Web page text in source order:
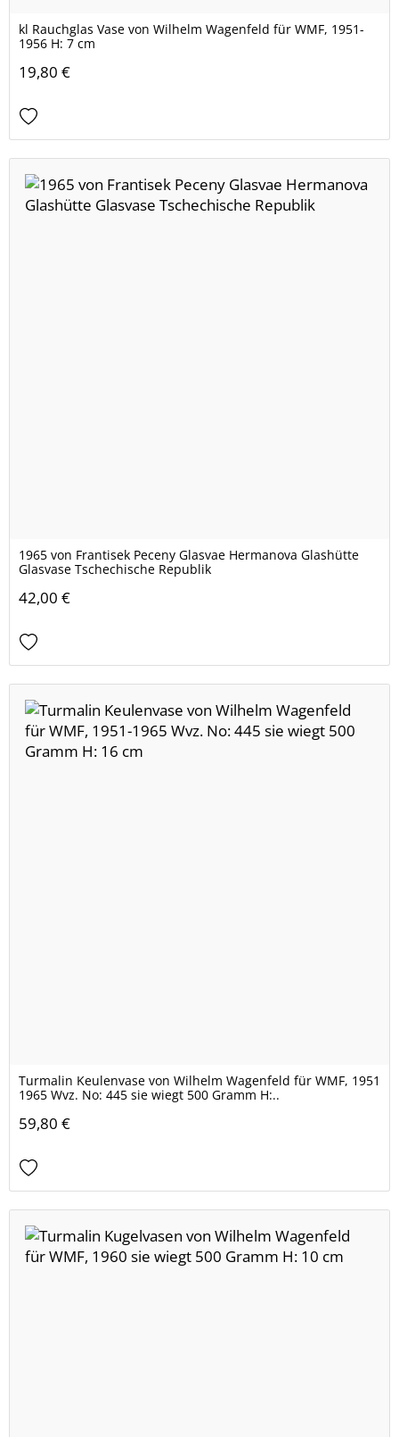
kl Rauchglas Vase von Wilhelm Wagenfeld für WMF, 1951-
1956 H: 7 cm
19,80 €
1965 von Frantisek Peceny Glasvae Hermanova Glashütte
Glasvase Tschechische Republik
42,00 €
Turmalin Keulenvase von Wilhelm Wagenfeld für WMF, 1951
1965 Wvz. No: 445 sie wiegt 500 Gramm H:..
59,80 €